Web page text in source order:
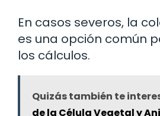
En casos severos, la
es una opción común
los cálculos.
Quizás también te
de la Célula Vegetal y